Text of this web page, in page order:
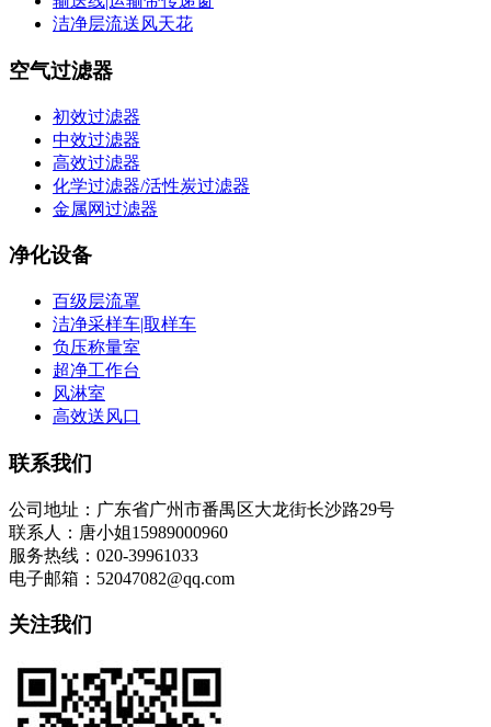
洁净层流送风天花
空气过滤器
初效过滤器
中效过滤器
高效过滤器
化学过滤器/活性炭过滤器
金属网过滤器
净化设备
百级层流罩
洁净采样车|取样车
负压称量室
超净工作台
风淋室
高效送风口
联系我们
公司地址：广东省广州市番禺区大龙街长沙路29号
联系人：唐小姐15989000960
服务热线：020-39961033
电子邮箱：52047082@qq.com
关注我们